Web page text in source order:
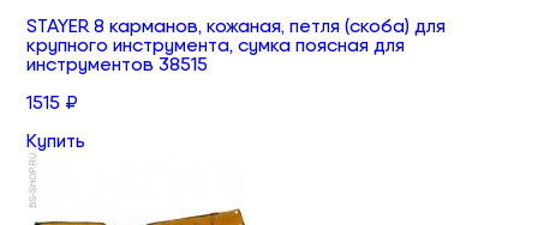
STAYER 8 карманов, кожаная, петля (скоба) для
крупного инструмента, сумка поясная для
инструментов 38515
1515 ₽
Купить